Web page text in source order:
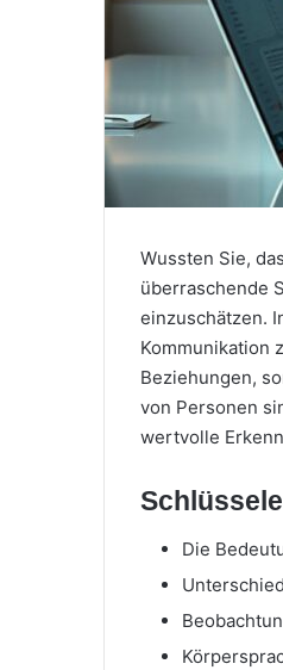
Wussten Sie,
überraschende
einzuschätzen.
Kommunikation
Beziehungen,
von Personen
wertvolle
Die